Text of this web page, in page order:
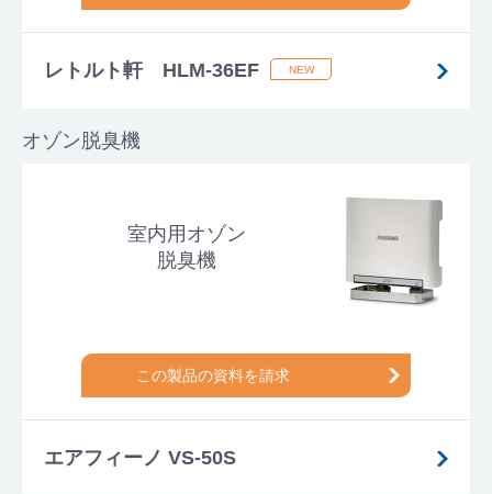
レトルト軒 HLM-36EF
オゾン脱臭機
室内用オゾン
脱臭機
この製品の資料を請求
エアフィーノ VS-50S